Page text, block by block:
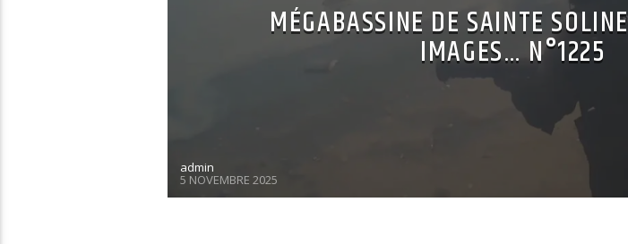
MÉGABASSINE DE SAINTE
IMAGES… N°1225
admin
5 NOVEMBRE 2025